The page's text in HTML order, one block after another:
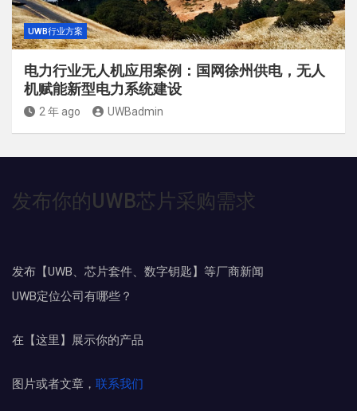
UWB行业方案
电力行业无人机应用案例：国网徐州供电，无人
机赋能新型电力系统建设
2 年 ago UWBadmin
发布你的UWB芯片采购需求
发布【UWB、芯片套件、数字钥匙】等厂商新闻
UWB定位公司有哪些？
在【这里】展示你的产品
图片或者文章， 联系我们